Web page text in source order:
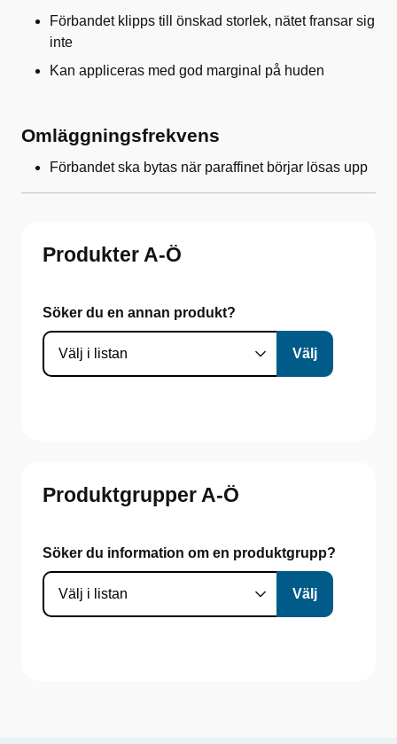
Förbandet klipps till önskad storlek, nätet fransar sig
inte
Kan appliceras med god marginal på huden
Omläggningsfrekvens
Förbandet ska bytas när paraffinet börjar lösas upp
Produkter A-Ö
Söker du en annan produkt?
Produktgrupper A-Ö
Söker du information om en produktgrupp?